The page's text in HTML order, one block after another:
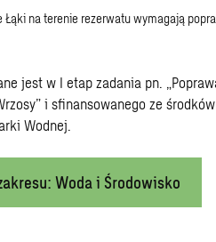
Łąki na terenie rezerwatu wymagają
jest w I etap zadania pn.
i sfinansowanego ze
Wodnej.
Woda i Środowisko